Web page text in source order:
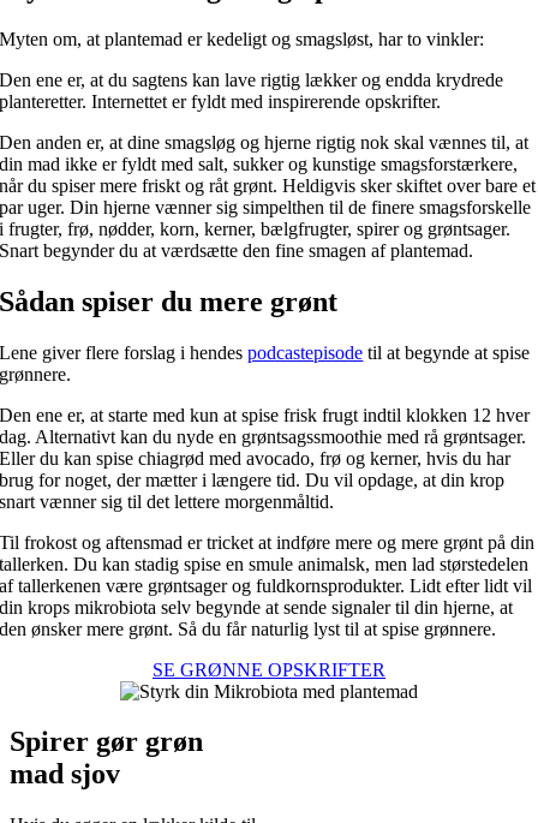
Myten om, at plantemad er kedeligt og smagsløst, har to vinkler:
Den ene er, at du sagtens kan lave rigtig lækker og endda krydrede
planteretter. Internettet er fyldt med inspirerende opskrifter.
Den anden er, at dine smagsløg og hjerne rigtig nok skal vænnes til, at
din mad ikke er fyldt med salt, sukker og kunstige smagsforstærkere,
når du spiser mere friskt og råt grønt. Heldigvis sker skiftet over bare et
par uger. Din hjerne vænner sig simpelthen til de finere smagsforskelle
i frugter, frø, nødder, korn, kerner, bælgfrugter, spirer og grøntsager.
Snart begynder du at værdsætte den fine smagen af plantemad.
Sådan spiser du mere grønt
Lene giver flere forslag i hendespodcastepisode til at begynde at spise
grønnere.
Den ene er, at starte med kun at spise frisk frugt indtil klokken 12 hver
dag. Alternativt kan du nyde en grøntsagssmoothie med rå grøntsager.
Eller du kan spise chiagrød med avocado, frø og kerner, hvis du har
brug for noget, der mætter i længere tid. Du vil opdage, at din krop
snart vænner sig til det lettere morgenmåltid.
Til frokost og aftensmad er tricket at indføre mere og mere grønt på din
tallerken. Du kan stadig spise en smule animalsk, men lad størstedelen
af tallerkenen være grøntsager og fuldkornsprodukter. Lidt efter lidt vil
din krops mikrobiota selv begynde at sende signaler til din hjerne, at
den ønsker mere grønt. Så du får naturlig lyst til at spise grønnere.
SE GRØNNE OPSKRIFTER
Spirer gør grøn
mad sjov